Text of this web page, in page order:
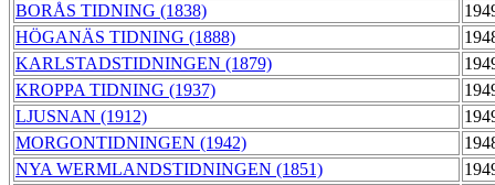
BORÅS TIDNING (1838)
HÖGANÄS TIDNING (1888)
KARLSTADSTIDNINGEN (1879)
KROPPA TIDNING (1937)
LJUSNAN (1912)
MORGONTIDNINGEN (1942)
NYA WERMLANDSTIDNINGEN (1851)